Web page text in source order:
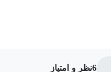
6نظر و امتیاز